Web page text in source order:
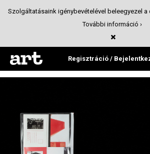
Regisztráció /
Urban DMA
Tervezőgrafika
Szolgáltatásaink igénybevételével beleegyezel
További információ ›